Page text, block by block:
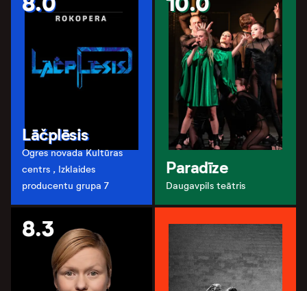
Lāčplēsis
Ogres novada Kultūras
centrs , Izklaides
producentu grupa 7
Paradīze
Daugavpils teātris
8.3